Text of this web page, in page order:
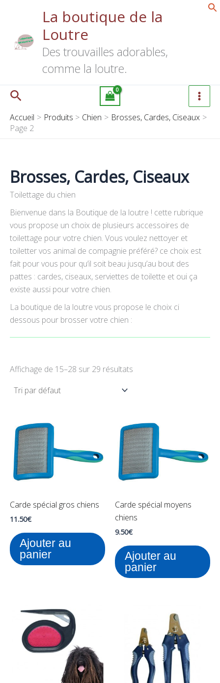
La boutique de la
Loutre
Des trouvailles adorables,
comme la loutre.
Rechercher
Accueil Produits Chien
Brosses, Cardes, Ciseaux
Page 2
Brosses, Cardes, Ciseaux
Toilettage du chien
Bienvenue dans la Boutique de la loutre ! cette rubrique
vous propose un choix de plusieurs accessoires de
toilettage pour votre chien. Vous voulez nettoyer et
toiletter vos animal de compagnie préféré? ce choix est
fait pour vous pour qu’il soit beau jusqu’au bout des
pattes : cardes, ciseaux, serviettes de toilette et oui ça
existe aussi pour votre chien.
La boutique de la loutre vous propose le choix ci
dessous pour brosser votre chien :
Affichage de 15–28 sur 29 résultats
Carde spécial gros chiens
11.50€
Ajouter au
panier
Carde spécial moyens
chiens
9.50€
Ajouter au
panier
de
prix :
8.99€
à
10.99€